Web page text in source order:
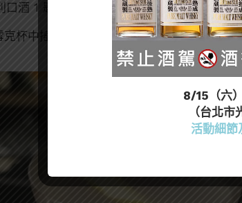
酒 1 匙
杯中搖盪均勻，倒入馬丁尼杯後噴附檸檬
8/15（六
（台北
活動細節